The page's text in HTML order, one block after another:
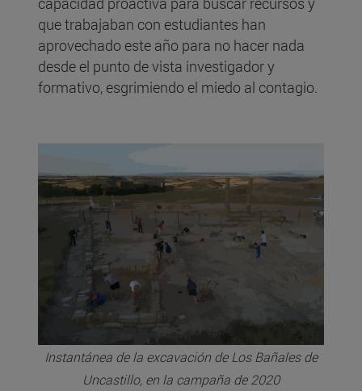
que trabajaban con estudiantes han
aprovechado este año para no hacer nada
desde el punto de vista investigador y
formativo, esgrimiendo el miedo al contagio.
Instantánea de la excavación de Los Bañales de
Uncastillo, en la campaña de 2020